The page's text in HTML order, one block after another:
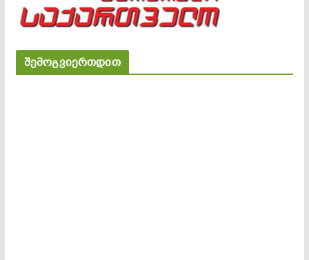
შემოგვიერთდით